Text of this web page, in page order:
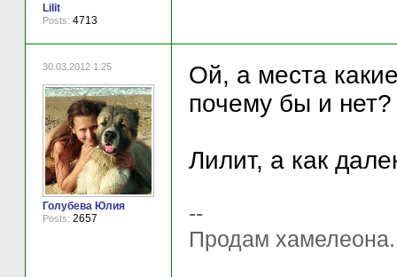
Lilit
Posts: 4713
30.03.2012 1:25
Голубева Юлия
Posts: 2657
Ой, а места
почему бы и нет?
Лилит, а как
--
Продам